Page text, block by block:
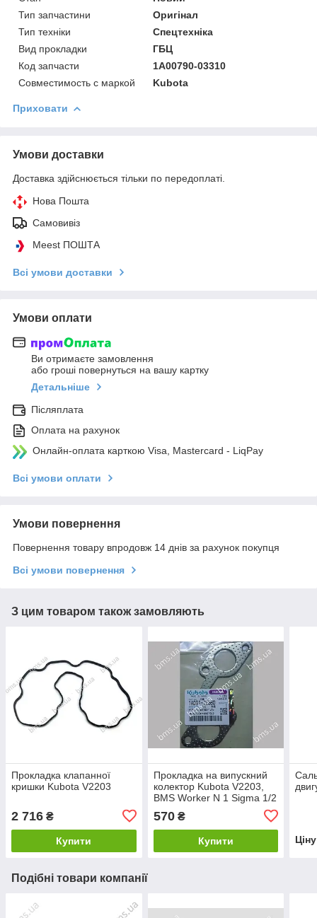
Тип запчастини
Оригінал
Тип техніки
Спецтехніка
Вид прокладки
ГБЦ
Код запчасти
1A00790-03310
Совместимость с маркой
Kubota
Приховати
Умови доставки
Доставка здійснюється тільки по передоплаті.
Нова Пошта
Самовивіз
Meest ПОШТА
Всі умови доставки
Умови оплати
Ви отримаєте замовлення
або гроші повернуться на вашу картку
Детальніше
Післяплата
Оплата на рахунок
Онлайн-оплата карткою Visa, Mastercard - LiqPay
Всі умови оплати
Умови повернення
Повернення товару впродовж 14 днів за рахунок покупця
Всі умови повернення
З цим товаром також замовляють
Прокладка клапанної
кришки Kubota V2203
2 716 ₴
Купити
Прокладка на випускний
колектор Kubota V2203,
BMS Worker N 1 Sigma 1/2
570₴
Купити
Подібні товари компанії